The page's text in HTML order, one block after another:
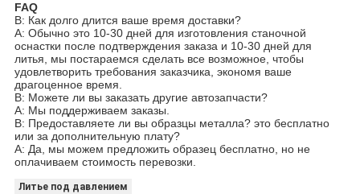
FAQ
В: Как долго длится ваше время доставки?
A: Обычно это 10-30 дней для изготовления станочной
оснастки после подтверждения заказа и 10-30 дней для
литья, мы постараемся сделать все возможное, чтобы
удовлетворить требования заказчика, экономя ваше
драгоценное время.
В: Можете ли вы заказать другие автозапчасти?
A: Мы поддерживаем заказы.
В: Предоставляете ли вы образцы металла? это бесплатно
или за дополнительную плату?
A: Да, мы можем предложить образец бесплатно, но не
оплачиваем стоимость перевозки.
Литье под давлением